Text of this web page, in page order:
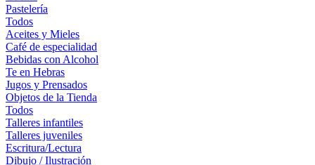
Pastelería
Todos
Aceites y Mieles
Café de especialidad
Bebidas con Alcohol
Te en Hebras
Jugos y Prensados
Objetos de la Tienda
Todos
Talleres infantiles
Talleres juveniles
Escritura/Lectura
Dibujo / Ilustración